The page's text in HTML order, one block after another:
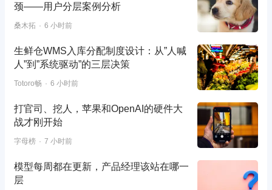
颈——用户分层案例分析
桑木拓 6 小时前
生鲜仓WMS入库分配制度设计：从”人喊
人”到”系统驱动”的三层决策
Totoro畅 6 小时前
打官司、挖人，苹果和OpenAI的硬件大
战才刚开始
字母榜 7 小时前
模型每周都在更新，产品经理该站在哪一
层